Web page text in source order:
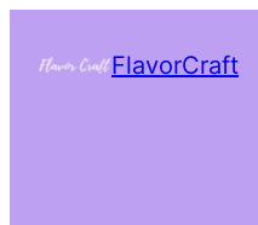
FlavorCraft